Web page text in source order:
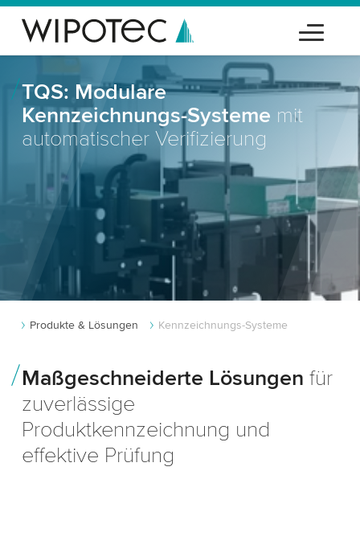
TQS: Modulare
Kennzeichnungs-Systeme mit
automatischer Verifizierung
Produkte & Lösungen Kennzeichnungs-Systeme
Maßgeschneiderte Lösungen für
zuverlässige
Produktkennzeichnung und
effektive Prüfung